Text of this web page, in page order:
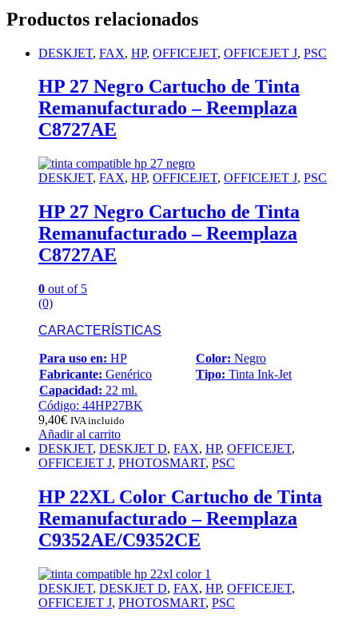
Productos relacionados
DESKJET, FAX, HP, OFFICEJET, OFFICEJET J, PSC
HP 27 Negro Cartucho de Tinta
Remanufacturado – Reemplaza
C8727AE
DESKJET, FAX, HP, OFFICEJET, OFFICEJET J, PSC
HP 27 Negro Cartucho de Tinta
Remanufacturado – Reemplaza
C8727AE
0 out of 5
(0)
CARACTERÍSTICAS
Para uso en: HP Color: Negro
Fabricante: Genérico Tipo: Tinta Ink-Jet
Capacidad: 22 ml.
Código: 44HP27BK
9,40€ IVA incluido
Añadir al carrito
DESKJET, DESKJET D, FAX, HP, OFFICEJET,
OFFICEJET J, PHOTOSMART, PSC
HP 22XL Color Cartucho de Tinta
Remanufacturado – Reemplaza
C9352AE/C9352CE
DESKJET, DESKJET D, FAX, HP, OFFICEJET,
OFFICEJET J, PHOTOSMART, PSC